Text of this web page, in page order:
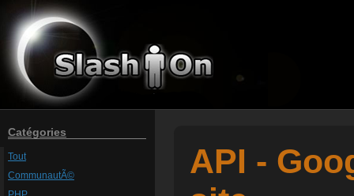
Catégories
Tout
CommunautÃ©
API -